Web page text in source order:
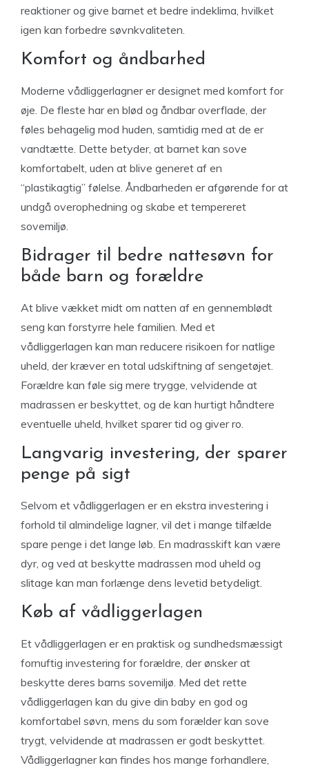
reaktioner og give barnet et bedre indeklima, hvilket
igen kan forbedre søvnkvaliteten.
Komfort og åndbarhed
Moderne vådliggerlagner er designet med komfort for
øje. De fleste har en blød og åndbar overflade, der
føles behagelig mod huden, samtidig med at de er
vandtætte. Dette betyder, at barnet kan sove
komfortabelt, uden at blive generet af en
“plastikagtig” følelse. Åndbarheden er afgørende for at
undgå overophedning og skabe et tempereret
sovemiljø.
Bidrager til bedre nattesøvn for
både barn og forældre
At blive vækket midt om natten af en gennemblødt
seng kan forstyrre hele familien. Med et
vådliggerlagen kan man reducere risikoen for natlige
uheld, der kræver en total udskiftning af sengetøjet.
Forældre kan føle sig mere trygge, velvidende at
madrassen er beskyttet, og de kan hurtigt håndtere
eventuelle uheld, hvilket sparer tid og giver ro.
Langvarig investering, der sparer
penge på sigt
Selvom et vådliggerlagen er en ekstra investering i
forhold til almindelige lagner, vil det i mange tilfælde
spare penge i det lange løb. En madrasskift kan være
dyr, og ved at beskytte madrassen mod uheld og
slitage kan man forlænge dens levetid betydeligt.
Køb af vådliggerlagen
Et vådliggerlagen er en praktisk og sundhedsmæssigt
fornuftig investering for forældre, der ønsker at
beskytte deres barns sovemiljø. Med det rette
vådliggerlagen kan du give din baby en god og
komfortabel søvn, mens du som forælder kan sove
trygt, velvidende at madrassen er godt beskyttet.
Vådliggerlagner kan findes hos mange forhandlere,